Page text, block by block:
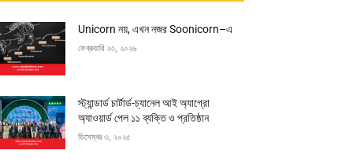
Unicorn নয়, এখন নজর Soonicorn–এ
ফেব্রুয়ারি ২৩, ২০২৬
স্ট্যান্ডার্ড চার্টার্ড-চ্যানেল আই অ্যাগ্রো
অ্যাওয়ার্ড পেল ১১ ব্যক্তি ও প্রতিষ্ঠান
ডিসেম্বর ৩, ২০২৫